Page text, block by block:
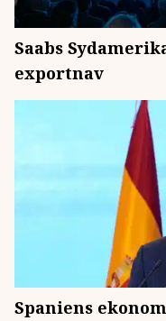
Saabs
exportnav
Spaniens